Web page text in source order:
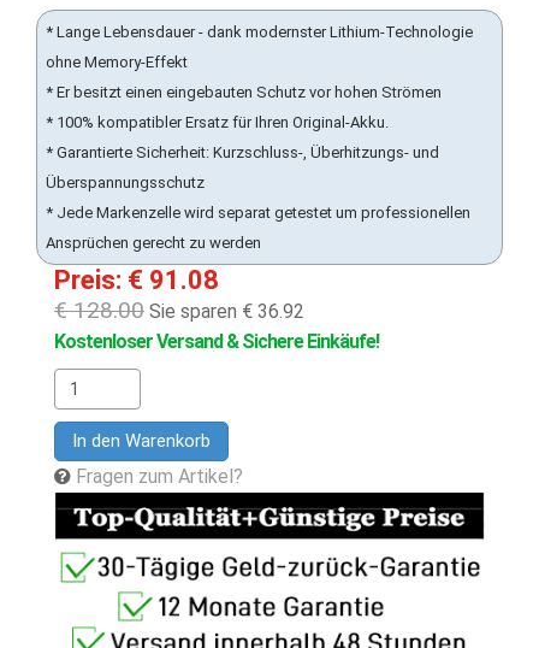
* Lange Lebensdauer - dank modernster Lithium-Technologie
ohne Memory-Effekt
* Er besitzt einen eingebauten Schutz vor hohen Strömen
* 100% kompatibler Ersatz für Ihren Original-Akku.
* Garantierte Sicherheit: Kurzschluss-, Überhitzungs- und
Überspannungsschutz
* Jede Markenzelle wird separat getestet um professionellen
Ansprüchen gerecht zu werden
Preis: € 91.08
€ 128.00 Sie sparen € 36.92
Kostenloser Versand & Sichere Einkäufe!
In den Warenkorb
Fragen zum Artikel?